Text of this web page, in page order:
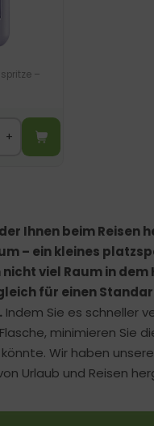
–
Ihnen beim Reisen
– ein kleines
nicht viel Raum in
für einen
Indem Sie es schneller
minimieren Sie
Wir haben
Urlaub und Reisen